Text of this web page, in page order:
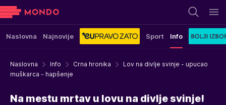
Naslovna Najnovije Sport Info
Naslovna Info Crna hronika
Lov na divlje svinje - upucao
muškarca - hapšenje
Na mestu mrtav u lovu na divlje svinje!